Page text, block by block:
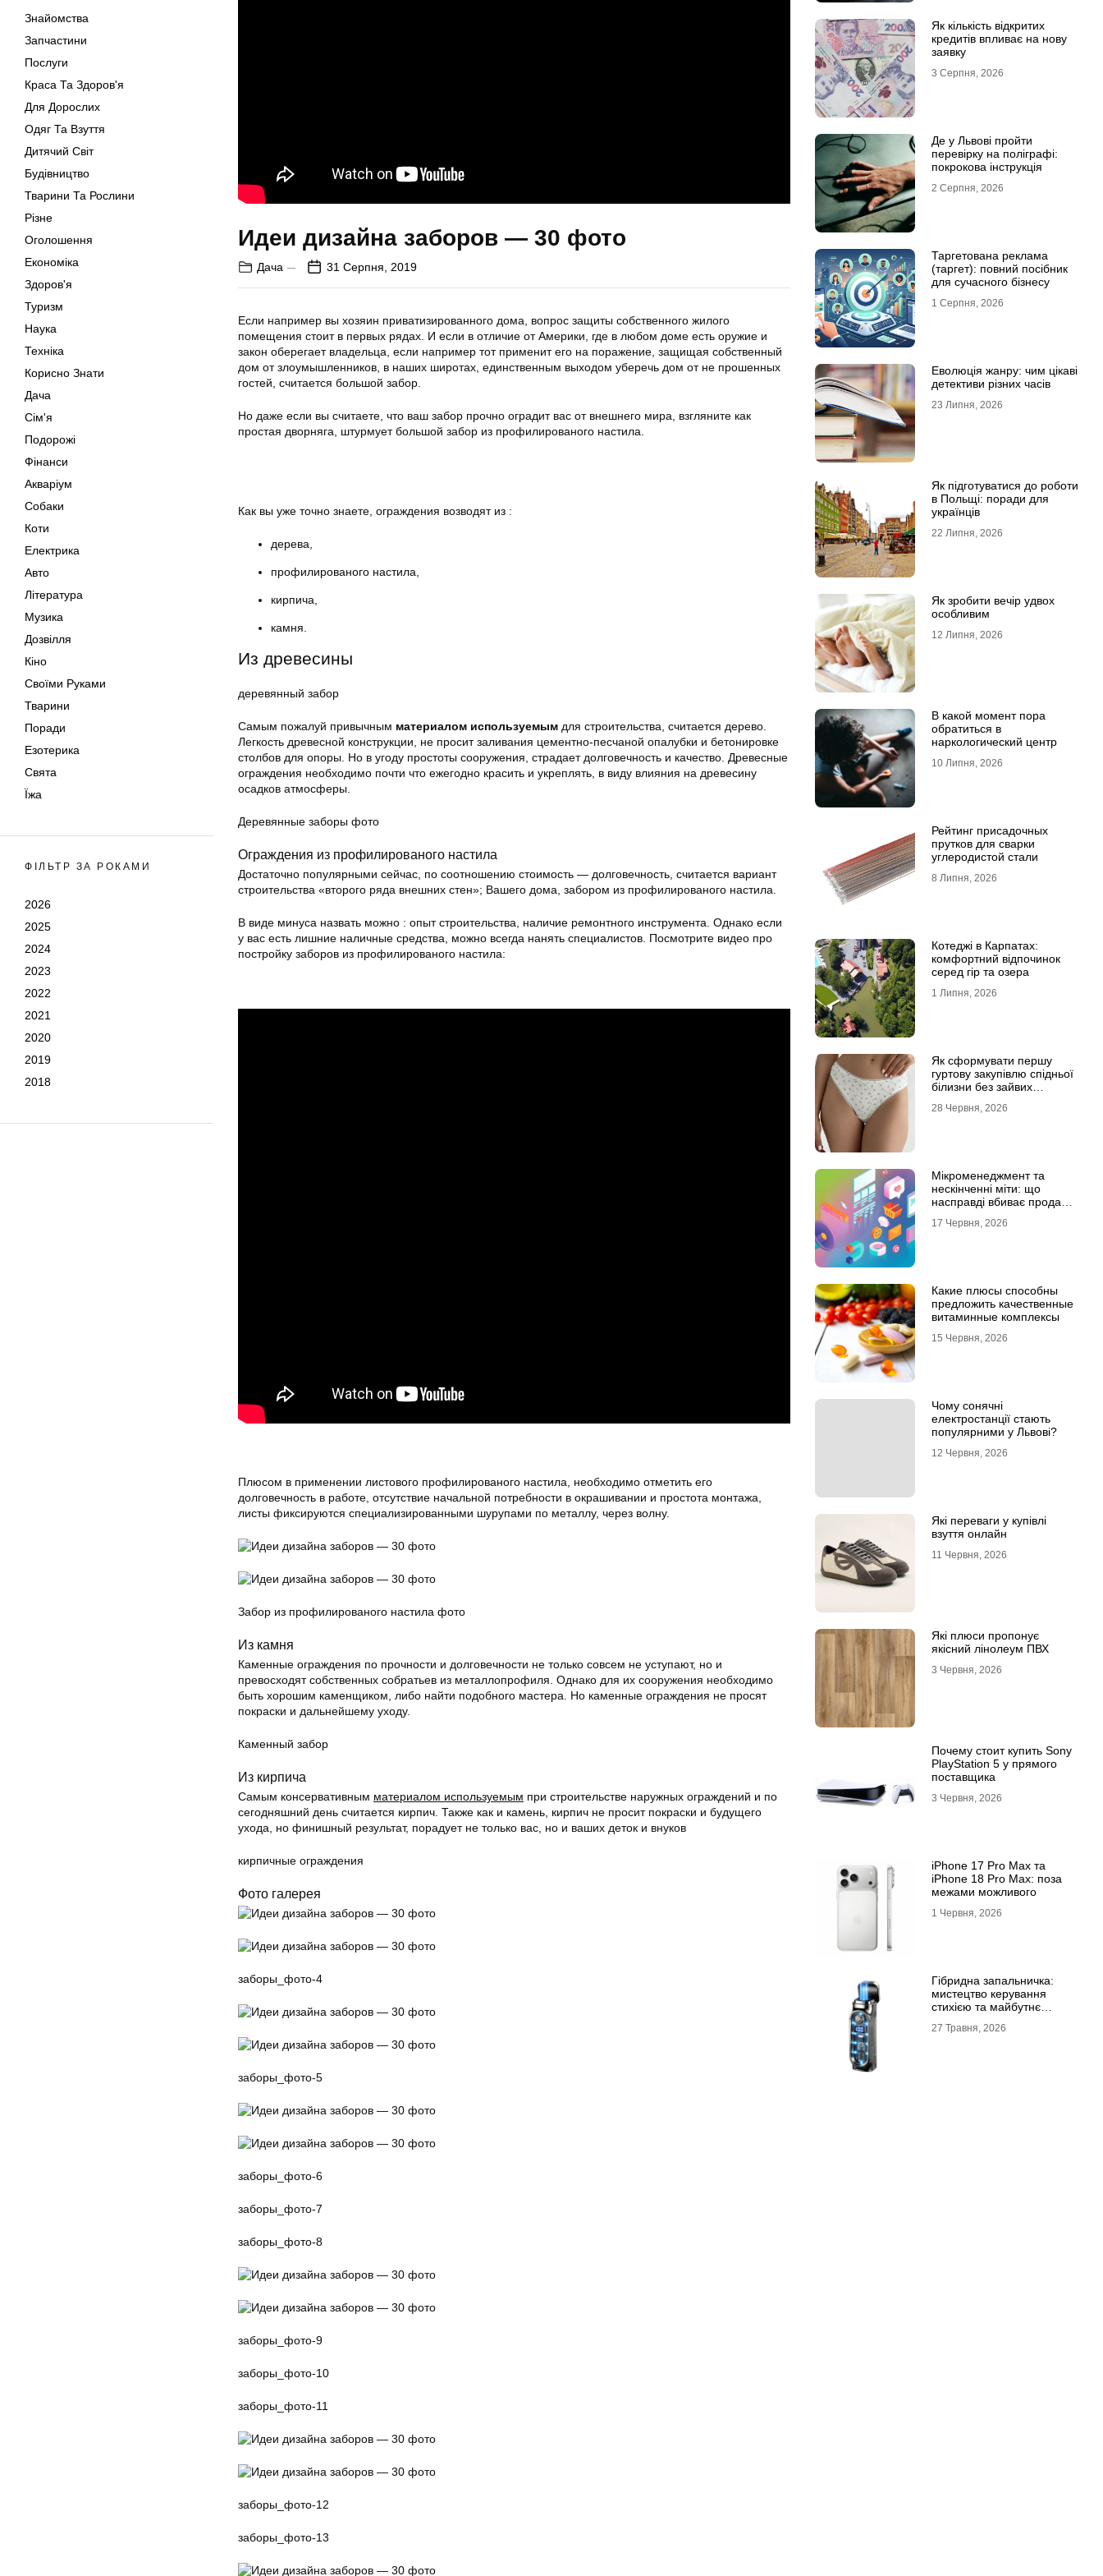
Знайомства
Запчастини
Послуги
Краса Та Здоров'я
Для Дорослих
Одяг Та Взуття
Дитячий Світ
Будівництво
Тварини Та Рослини
Різне
Оголошення
Економіка
Здоров'я
Туризм
Наука
Техніка
Корисно Знати
Дача
Сім'я
Подорожі
Фінанси
Акваріум
Собаки
Коти
Електрика
Авто
Література
Музика
Дозвілля
Кіно
Своїми Руками
Тварини
Поради
Езотерика
Свята
Їжа
ФІЛЬТР ЗА РОКАМИ
2026
2025
2024
2023
2022
2021
2020
2019
2018
Идеи дизайна заборов — 30 фото
Дача 31 Серпня, 2019
Если например вы хозяин приватизированного дома, вопрос защиты собственного жилого
помещения стоит в первых рядах. И если в отличие от Америки, где в любом доме есть оружие и
закон оберегает владельца, если например тот применит его на поражение, защищая собственный
дом от злоумышленников, в наших широтах, единственным выходом уберечь дом от не прошенных
гостей, считается большой забор.
Но даже если вы считаете, что ваш забор прочно оградит вас от внешнего мира, взгляните как
простая дворняга, штурмует большой забор из профилированого настила.
Как вы уже точно знаете, ограждения возводят из :
дерева,
профилированого настила,
кирпича,
камня.
Из древесины
деревянный забор
Самым пожалуй привычным материалом используемым для строительства, считается дерево.
Легкость древесной конструкции, не просит заливания цементно-песчаной опалубки и бетонировке
столбов для опоры. Но в угоду простоты сооружения, страдает долговечность и качество. Древесные
ограждения необходимо почти что ежегодно красить и укреплять, в виду влияния на древесину
осадков атмосферы.
Деревянные заборы фото
Ограждения из профилированого настила
Достаточно популярными сейчас, по соотношению стоимость — долговечность, считается вариант
строительства «второго ряда внешних стен»; Вашего дома, забором из профилированого настила.
В виде минуса назвать можно : опыт строительства, наличие ремонтного инструмента. Однако если
у вас есть лишние наличные средства, можно всегда нанять специалистов. Посмотрите видео про
постройку заборов из профилированого настила:
Плюсом в применении листового профилированого настила, необходимо отметить его
долговечность в работе, отсутствие начальной потребности в окрашивании и простота монтажа,
листы фиксируются специализированными шурупами по металлу, через волну.
Забор из профилированого настила фото
Из камня
Каменные ограждения по прочности и долговечности не только совсем не уступают, но и
превосходят собственных собратьев из металлопрофиля. Однако для их сооружения необходимо
быть хорошим каменщиком, либо найти подобного мастера. Но каменные ограждения не просят
покраски и дальнейшему уходу.
Каменный забор
Из кирпича
Самым консервативным материалом используемым при строительстве наружных ограждений и по
сегодняшний день считается кирпич. Также как и камень, кирпич не просит покраски и будущего
ухода, но финишный результат, порадует не только вас, но и ваших деток и внуков
кирпичные ограждения
Фото галерея
заборы_фото-4
заборы_фото-5
заборы_фото-6
заборы_фото-7
заборы_фото-8
заборы_фото-9
заборы_фото-10
заборы_фото-11
заборы_фото-12
заборы_фото-13
Як кількість відкритих
кредитів впливає на нову
заявку
3 Серпня, 2026
Де у Львові пройти
перевірку на поліграфі:
покрокова інструкція
2 Серпня, 2026
Таргетована реклама
(таргет): повний посібник
для сучасного бізнесу
1 Серпня, 2026
Еволюція жанру: чим цікаві
детективи різних часів
23 Липня, 2026
Як підготуватися до роботи
в Польщі: поради для
українців
22 Липня, 2026
Як зробити вечір удвох
особливим
12 Липня, 2026
В какой момент пора
обратиться в
наркологический центр
10 Липня, 2026
Рейтинг присадочных
прутков для сварки
углеродистой стали
8 Липня, 2026
Котеджі в Карпатах:
комфортний відпочинок
серед гір та озера
1 Липня, 2026
Як сформувати першу
гуртову закупівлю спідньої
білизни без зайвих
28 Червня, 2026
Мікроменеджмент та
нескінченні міти: що
насправді вбиває продажі
17 Червня, 2026
Какие плюсы способны
предложить качественные
витаминные комплексы
15 Червня, 2026
Чому сонячні
електростанції стають
популярними у Львові?
12 Червня, 2026
Які переваги у купівлі
взуття онлайн
11 Червня, 2026
Які плюси пропонує
якісний лінолеум ПВХ
3 Червня, 2026
Почему стоит купить Sony
PlayStation 5 у прямого
поставщика
3 Червня, 2026
iPhone 17 Pro Max та
iPhone 18 Pro Max: поза
межами можливого
1 Червня, 2026
Гібридна запальничка:
мистецтво керування
стихією та майбутнє
27 Травня, 2026